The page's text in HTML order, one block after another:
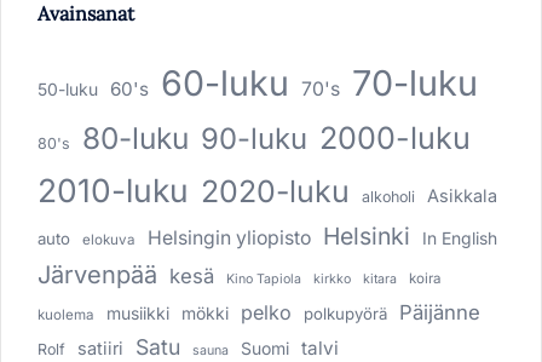
Avainsanat
50-luku 60's 60-luku 70's 70-luku
80's 80-luku 90-luku 2000-luku
2010-luku 2020-luku alkoholi Asikkala
auto elokuva Helsingin yliopisto Helsinki In English
Järvenpää kesä Kino Tapiola kirkko kitara koira
kuolema musiikki mökki pelko polkupyörä Päijänne
Rolf satiiri Satu sauna Suomi talvi